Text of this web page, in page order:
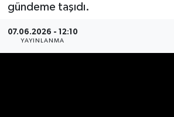
gündeme taşıdı.
07.06.2026 - 12:10
YAYINLANMA